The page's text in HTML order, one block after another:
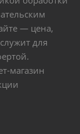
— цена,
для
магазин